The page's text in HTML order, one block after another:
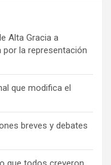
Alta Gracia a
por la representación
que modifica el
breves y debates